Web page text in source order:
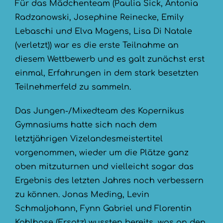
Für das Mädchenteam (Paulia Sick, Antonia
Radzanowski, Josephine Reinecke, Emily
Lebaschi und Elva Magens, Lisa Di Natale
(verletzt)) war es die erste Teilnahme an
diesem Wettbewerb und es galt zunächst erst
einmal, Erfahrungen in dem stark besetzten
Teilnehmerfeld zu sammeln.
Das Jungen-/Mixedteam des Kopernikus
Gymnasiums hatte sich nach dem
letztjährigen Vizelandesmeistertitel
vorgenommen, wieder um die Plätze ganz
oben mitzuturnen und vielleicht sogar das
Ergebnis des letzten Jahres noch verbessern
zu können. Jonas Meding, Levin
Schmaljohann, Fynn Gabriel und Florentin